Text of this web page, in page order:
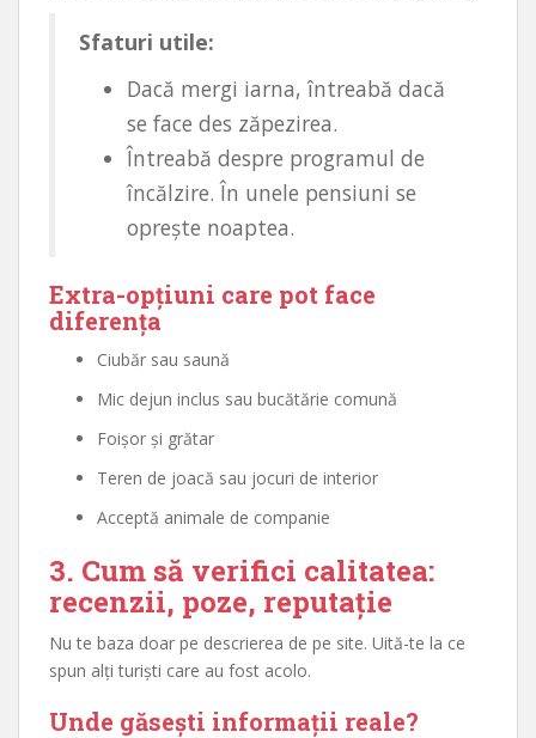
Sfaturi utile:
Dacă mergi iarna, întreabă dacă
se face des zăpezirea.
Întreabă despre programul de
încălzire. În unele pensiuni se
oprește noaptea.
Extra-opțiuni care pot face
diferența
Ciubăr sau saună
Mic dejun inclus sau bucătărie comună
Foișor și grătar
Teren de joacă sau jocuri de interior
Acceptă animale de companie
3. Cum să verifici calitatea:
recenzii, poze, reputație
Nu te baza doar pe descrierea de pe site. Uită-te la ce
spun alți turiști care au fost acolo.
Unde găsești informații reale?